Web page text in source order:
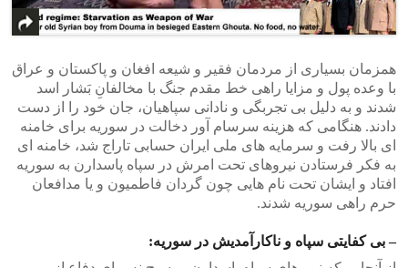
همزمان بسیاری از مردمان فقیر و شیعه افغان و پاکستان و عراق
با وعده پول و مزایا راهی خط مقدم جنگ با مخالفانِ بَشار اسد
شدند و به دلیل بی تجربگی و نادانی سپاهیان، جان خود را از دست
دادند. هنگامی که هزینه سرسام آور دخالت در سوریه برای خامنه
ای بالا رفت و سرمایه های ملی ایران حسابی تاراج شد، خامنه ای
به فکر فرستادن نیروهای تحت امرش در سپاه پاسدارن به سوریه
افتاد و ایشان تحت نام هایی چون گردان فاطمیون و یا مدافعان
حرم راهی سوریه شدند.
– بی کفایتی سپاه و ناکارآمدیش در سوریه: